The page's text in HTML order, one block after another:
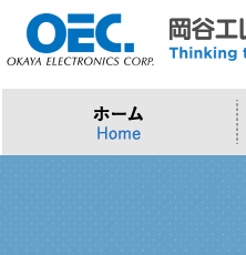
プロセッサ
>Intel (IoT/Embedded)
>Intel (PC)
>AI・IoTソリューション
>インテル IoTソリューション
>評価開発キット
>会社概要
>製品・御見積お問い合わせ